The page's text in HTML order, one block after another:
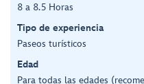
8 a 8.5 Horas
Tipo de experiencia
Paseos turísticos
Edad
Para todas las edades